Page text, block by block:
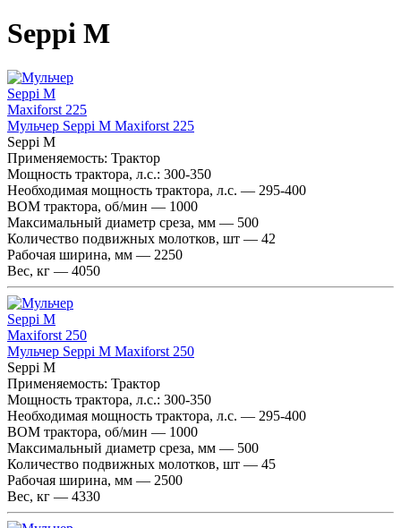
Seppi M
Мульчер Seppi M Maxiforst 225
Seppi M
Применяемость: Трактор
Мощность трактора, л.с.: 300-350
Необходимая мощность трактора, л.с. — 295-400
ВОМ трактора, об/мин — 1000
Максимальный диаметр среза, мм — 500
Количество подвижных молотков, шт — 42
Рабочая ширина, мм — 2250
Вес, кг — 4050
Мульчер Seppi M Maxiforst 250
Seppi M
Применяемость: Трактор
Мощность трактора, л.с.: 300-350
Необходимая мощность трактора, л.с. — 295-400
ВОМ трактора, об/мин — 1000
Максимальный диаметр среза, мм — 500
Количество подвижных молотков, шт — 45
Рабочая ширина, мм — 2500
Вес, кг — 4330